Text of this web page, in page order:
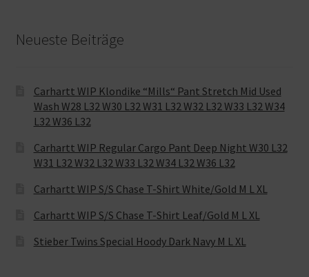
Neueste Beiträge
Carhartt WIP Klondike “Mills“ Pant Stretch Mid Used
Wash W28 L32 W30 L32 W31 L32 W32 L32 W33 L32 W34
L32 W36 L32
Carhartt WIP Regular Cargo Pant Deep Night W30 L32
W31 L32 W32 L32 W33 L32 W34 L32 W36 L32
Carhartt WIP S/S Chase T-Shirt White/Gold M L XL
Carhartt WIP S/S Chase T-Shirt Leaf/Gold M L XL
Stieber Twins Special Hoody Dark Navy M L XL